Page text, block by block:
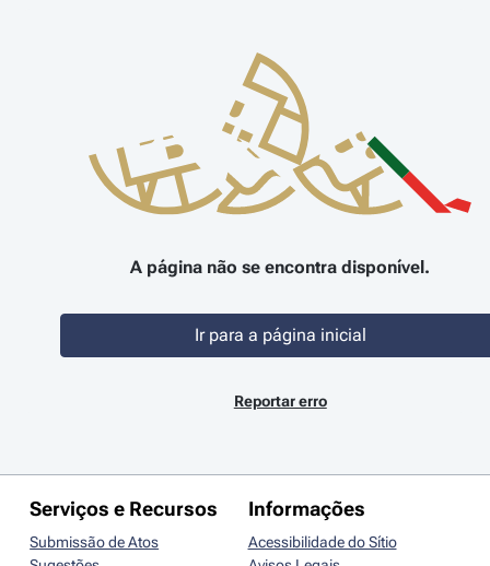
A página não se encontra disponível.
Ir para a página inicial
Reportar erro
Serviços e Recursos
Submissão de Atos
Informações
Acessibilidade do Sítio